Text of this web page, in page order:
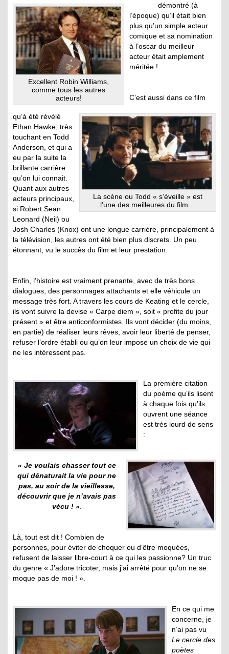
Excellent Robin Williams,
comme tous les autres
acteurs!
démontré (à
l’époque) qu’il était bien
plus qu’un simple acteur
comique et sa nomination
à l’oscar du meilleur
acteur était amplement
méritée !
La scène ou Todd « s’éveille » est
l’une des meilleures du film…
C’est aussi dans ce film
qu’à été révélé
Ethan Hawke, très
touchant en Todd
Anderson, et qui a
eu par la suite la
brillante carrière
qu’on lui connait.
Quant aux autres
acteurs principaux,
si Robert Sean
Leonard (Neil) ou
Josh Charles (Knox) ont une longue carrière, principalement à
la télévision, les autres ont été bien plus discrets. Un peu
étonnant, vu le succès du film et leur prestation.
Enfin, l’histoire est vraiment prenante, avec de très bons
dialogues, des personnages attachants et elle véhicule un
message très fort. A travers les cours de Keating et le cercle,
ils vont suivre la devise « Carpe diem », soit « profite du jour
présent » et être anticonformistes. Ils vont décider (du moins,
en partie) de réaliser leurs rêves, avoir leur liberté de penser,
refuser l’ordre établi ou qu’on leur impose un choix de vie qui
ne les intéressent pas.
La première citation
du poème qu’ils lisent
à chaque fois qu’ils
ouvrent une séance
est très lourd de sens
:
« Je voulais chasser tout ce
qui dénaturait la vie pour ne
pas, au soir de la vieillesse,
découvrir que je n’avais pas
vécu ! ».
Là, tout est dit ! Combien de
personnes, pour éviter de choquer ou d’être moquées,
refusent de laisser libre-court à ce qui les passionne? Un truc
du genre « J’adore tricoter, mais j’ai arrêté pour qu’on ne se
moque pas de moi ! ».
En ce qui me
concerne, je
n’ai pas vu
Le cercle des
poètes